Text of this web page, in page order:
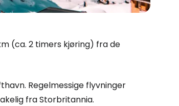
(ca. 2 timers kjøring) fra de
Regelmessige flyvninger
fra Storbritannia.